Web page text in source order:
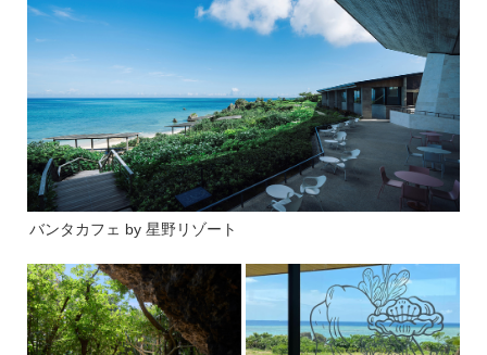
バンタカフェ by 星野リゾート